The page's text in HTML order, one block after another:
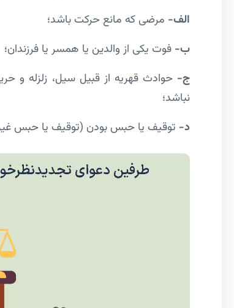
الف- مرضی که مانع حرکت باشد؛
ب- فوت یکی از والدین یا همسر یا فرزندان؛
ج- حوادث قهریه از قبیل سیل، زلزله و
نباشد؛
د- توقیف یا حبس بودن (توقیف یا حبس